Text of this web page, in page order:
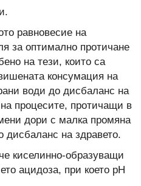
равновесие на
за оптимално протичане
на тези, които са
консумация на
води до дисбаланс на
процесите, протичащи в
дори с малка промяна
дисбаланс на здравето.
киселинно-образуващи
ацидоза, при което pH